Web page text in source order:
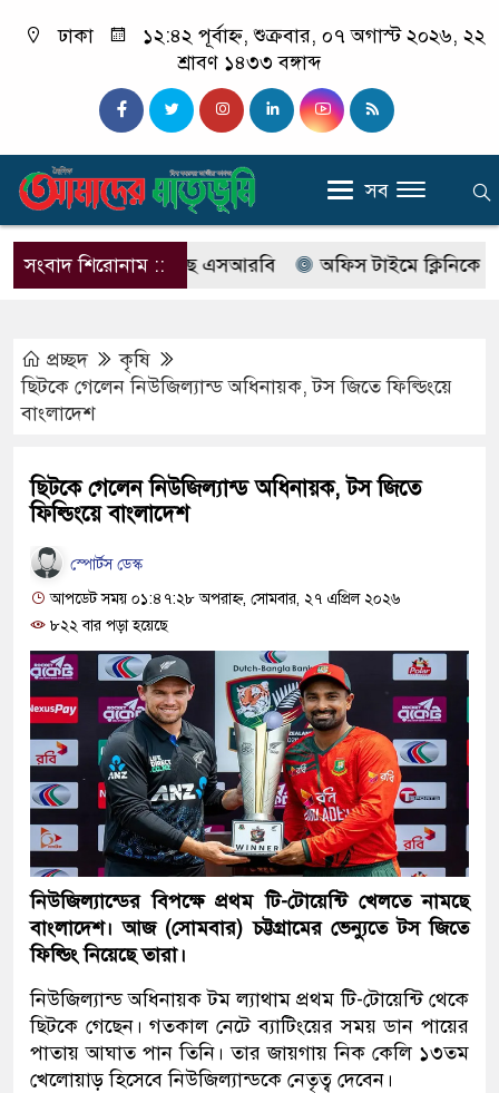
ঢাকা
১২:৪২ পূর্বাহ্ন, শুক্রবার, ০৭ অগাস্ট ২০২৬, ২২
শ্রাবণ ১৪৩৩ বঙ্গাব্দ
সব
সংবাদ শিরোনাম ::
নাম বদলে আসছে এসআরবি অফিস টাইমে ক্লিনিকে রোগী
প্রচ্ছদ
কৃষি
ছিটকে গেলেন নিউজিল্যান্ড অধিনায়ক, টস জিতে ফিল্ডিংয়ে
বাংলাদেশ
ছিটকে গেলেন নিউজিল্যান্ড অধিনায়ক, টস জিতে
ফিল্ডিংয়ে বাংলাদেশ
স্পোর্টস ডেস্ক
আপডেট সময় ০১:৪৭:২৮ অপরাহ্ন, সোমবার, ২৭ এপ্রিল ২০২৬
৮২২ বার পড়া হয়েছে
নিউজিল্যান্ডের বিপক্ষে প্রথম টি-টোয়েন্টি খেলতে নামছে
বাংলাদেশ। আজ (সোমবার) চট্টগ্রামের ভেন্যুতে টস জিতে
ফিল্ডিং নিয়েছে তারা।
নিউজিল্যান্ড অধিনায়ক টম ল্যাথাম প্রথম টি-টোয়েন্টি থেকে
ছিটকে গেছেন। গতকাল নেটে ব্যাটিংয়ের সময় ডান পায়ের
পাতায় আঘাত পান তিনি। তার জায়গায় নিক কেলি ১৩তম
খেলোয়াড় হিসেবে নিউজিল্যান্ডকে নেতৃত্ব দেবেন।